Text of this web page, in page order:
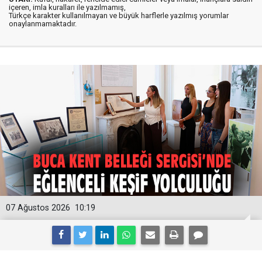
içeren, imla kuralları ile yazılmamış,
Türkçe karakter kullanılmayan ve büyük harflerle yazılmış yorumlar
onaylanmamaktadır.
10:19
07 Ağustos 2026